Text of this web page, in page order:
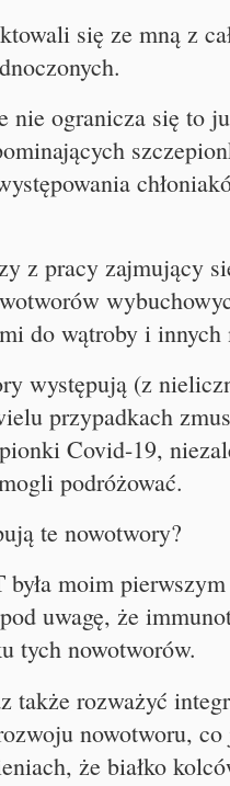
się ze mną z
nie ogranicza się to
z pracy zajmujący
do wątroby i innych
występują (z
przypadkach
Covid-19,
podróżować.
te nowotwory?
moim
uwagę, że
tych nowotworów.
także rozważyć
nowotworu,
że białko